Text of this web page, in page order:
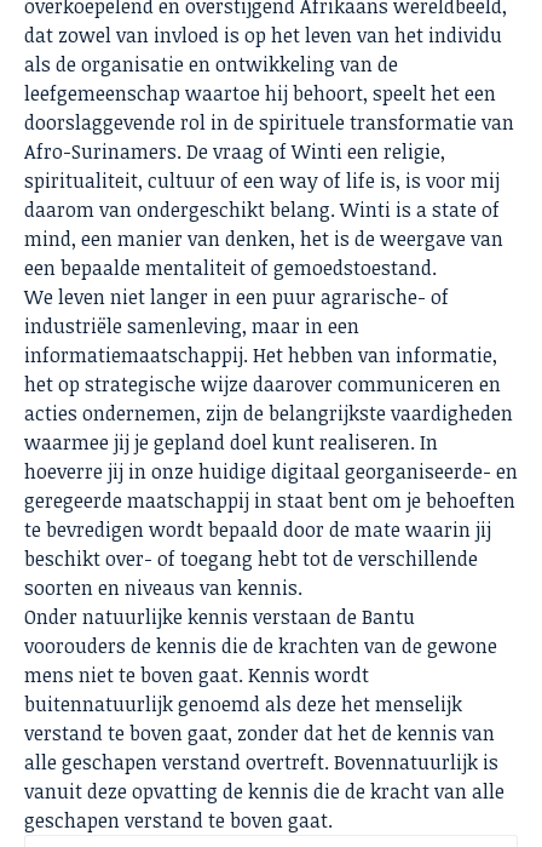
overkoepelend en overstijgend Afrikaans wereldbeeld,
dat zowel van invloed is op het leven van het individu
als de organisatie en ontwikkeling van de
leefgemeenschap waartoe hij behoort, speelt het een
doorslaggevende rol in de spirituele transformatie van
Afro-Surinamers. De vraag of Winti een religie,
spiritualiteit, cultuur of een way of life is, is voor mij
daarom van ondergeschikt belang. Winti is a state of
mind, een manier van denken, het is de weergave van
een bepaalde mentaliteit of gemoedstoestand.
We leven niet langer in een puur agrarische- of
industriële samenleving, maar in een
informatiemaatschappij. Het hebben van informatie,
het op strategische wijze daarover communiceren en
acties ondernemen, zijn de belangrijkste vaardigheden
waarmee jij je gepland doel kunt realiseren. In
hoeverre jij in onze huidige digitaal georganiseerde- en
geregeerde maatschappij in staat bent om je behoeften
te bevredigen wordt bepaald door de mate waarin jij
beschikt over- of toegang hebt tot de verschillende
soorten en niveaus van kennis.
Onder natuurlijke kennis verstaan de Bantu
voorouders de kennis die de krachten van de gewone
mens niet te boven gaat. Kennis wordt
buitennatuurlijk genoemd als deze het menselijk
verstand te boven gaat, zonder dat het de kennis van
alle geschapen verstand overtreft. Bovennatuurlijk is
vanuit deze opvatting de kennis die de kracht van alle
geschapen verstand te boven gaat.